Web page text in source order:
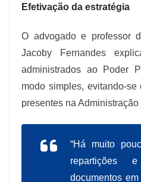
Efetivação da estratégia
O advogado e professor
Jacoby Fernandes
administrados ao Poder
modo simples, evitando-
presentes na
“Há muito
documentos